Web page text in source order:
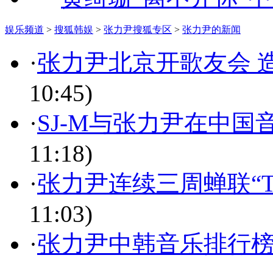
娱乐频道 > 搜狐韩娱 > 张力尹搜狐专区 > 张力尹的新闻
·张力尹北京开歌友会
10:45)
·SJ-M与张力尹在中国
11:18)
·张力尹连续三周蝉联
11:03)
·张力尹中韩音乐排行